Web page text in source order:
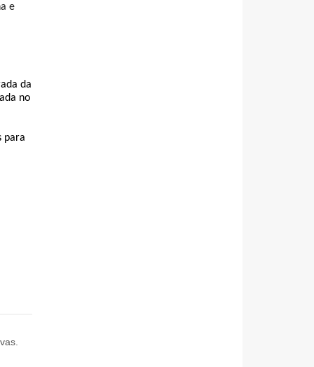
e
da
no
para